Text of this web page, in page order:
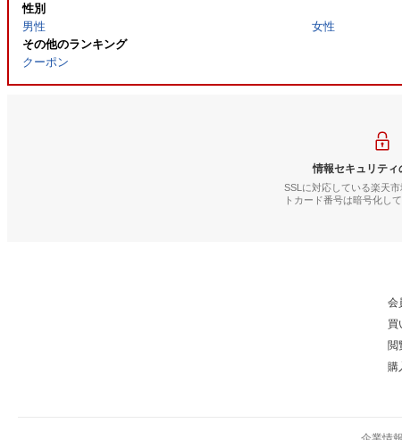
性別
男性
女性
その他のランキング
クーポン
情報セキュリティ
SSLに対応している楽天
トカード番号は暗号化し
会
買
閲
購